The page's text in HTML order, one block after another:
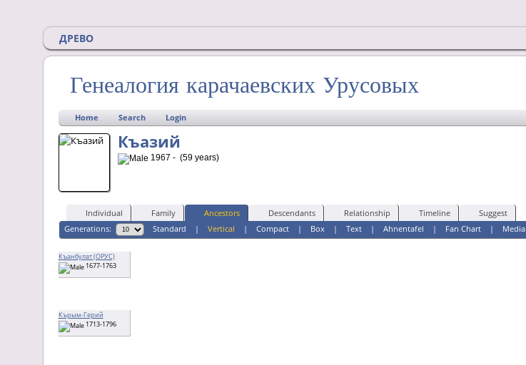
ДРЕВО
Генеалогия карачаевских Урусовых
Home Search Login
Къазий
1967 - (59 years)
Individual Family Ancestors Descendants Relationship Timeline
Suggest
Generations:
Standard |Vertical |Compact | Box |Text |Ahnentafel | Fan Chart | Media
Къанбулат (ОРУС)
1677-1763
Кърым-Герий
1713-1796